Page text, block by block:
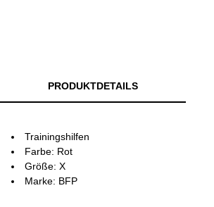
PRODUKTDETAILS
Trainingshilfen
Farbe: Rot
Größe: X
Marke: BFP